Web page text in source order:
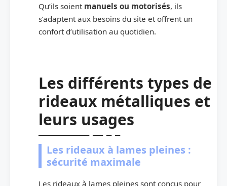
Qu’ils soient manuels ou motorisés, ils
s’adaptent aux besoins du site et offrent un
confort d’utilisation au quotidien.
Les différents types de
rideaux métalliques et
leurs usages
Les rideaux à lames pleines :
sécurité maximale
Les rideaux à lames pleines sont conçus pour